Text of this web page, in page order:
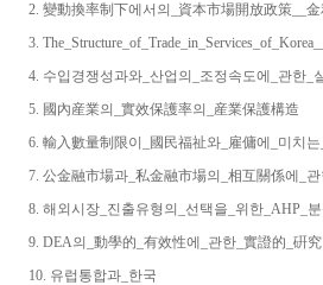
2. 變動換率制下에서의_資本市場開放政策__
3.
4. 수입경쟁성과와_산업의_조정속도에_관한_
5. 國內産業의_實效保護率의_産業保護構造
6. 輸入數量制限이_國民福祉와_雇傭에_미치
7. 公金融市場과_私金融市場의_相互關係에_
8. 해외시장_진출유형의_선택을_위한_AHP_분
9. DEA의_動學的_有效性에_관한_實證的_硏究
10. 유럽통합과_한국